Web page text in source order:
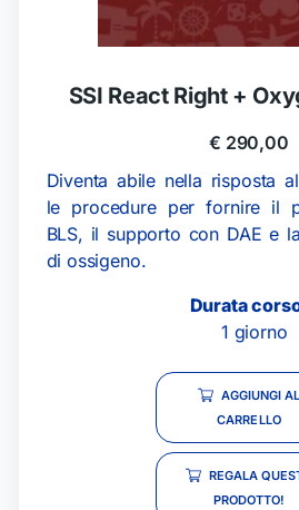
SSI React Right +
€ 290,00
Diventa abile nella risposta
le procedure per fornire il
BLS, il supporto con DAE e
di ossigeno.
Durata
1 giorno
AGGIUNGI AL
CARRELLO
REGALA
PRODOTTO!